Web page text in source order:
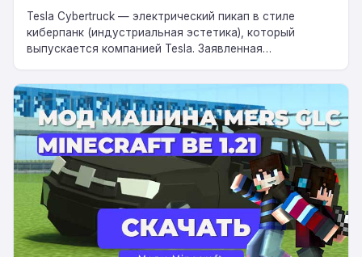
Tesla Cybertruck — электрический пикап в стиле
киберпанк (индустриальная эстетика), который
выпускается компанией Tesla. Заявленная
Мод:
Машина
Mercedes
GLC
/
Minecraft
Bedrock
[1.21]